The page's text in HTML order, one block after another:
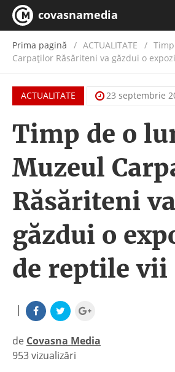
covasnamedia
Prima pagină ACTUALITATE /
Carpaţilor Răsăriteni va găzdui o
ACTUALITATE 23 septembrie
Timp de o
Muzeul
Răsăriteni va
găzdui o
de reptile vii
|
de Covasna Media
|
953 vizualizări